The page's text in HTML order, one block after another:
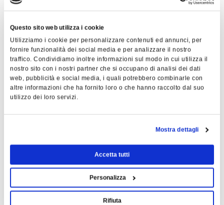
Questo sito web utilizza i cookie
Utilizziamo i cookie per personalizzare contenuti ed annunci, per
fornire funzionalità dei social media e per analizzare il nostro
traffico. Condividiamo inoltre informazioni sul modo in cui utilizza il
nostro sito con i nostri partner che si occupano di analisi dei dati
web, pubblicità e social media, i quali potrebbero combinarle con
altre informazioni che ha fornito loro o che hanno raccolto dal suo
utilizzo dei loro servizi.
Mostra dettagli
Accetta tutti
Personalizza
Rifiuta
23 luglio 2026 - MILANO
PMI ITALIANA - SPY GAME
ULTIMI JOURNAL